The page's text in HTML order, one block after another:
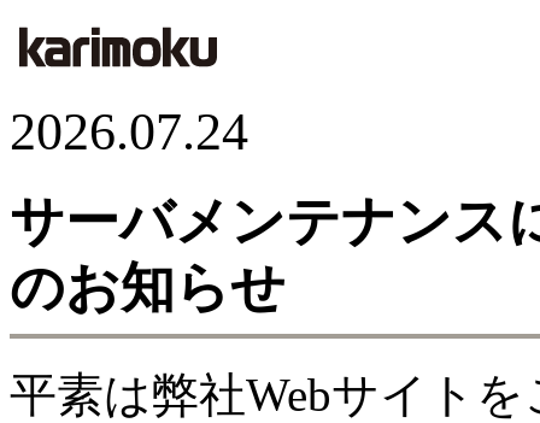
2026.07.24
サーバメンテナンス
のお知らせ
平素は弊社Webサイト